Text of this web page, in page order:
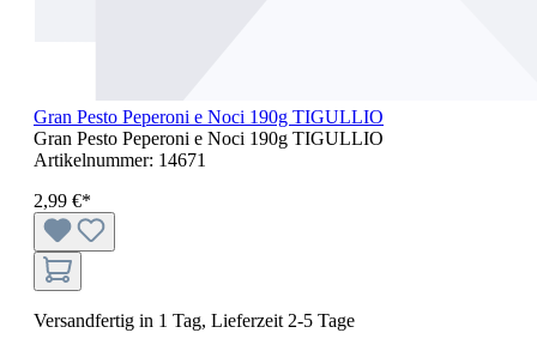
Gran Pesto Peperoni e Noci 190g TIGULLIO
Gran Pesto Peperoni e Noci 190g TIGULLIO
Artikelnummer: 14671
2,99 €*
Versandfertig in 1 Tag, Lieferzeit 2-5 Tage